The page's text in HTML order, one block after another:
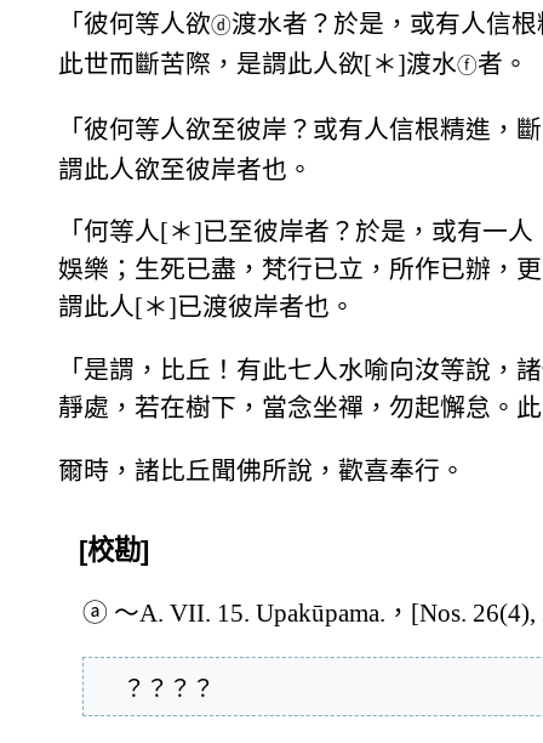
「彼何等人欲ⓓ渡水者？於是，或有人信
此世而斷苦際，是謂此人欲[＊]渡水ⓕ者。
「彼何等人欲至彼岸？或有人信根精進，
謂此人欲至彼岸者也。
「何等人[＊]已至彼岸者？於是，或有一
娛樂；生死已盡，梵行已立，所作已辦，
謂此人[＊]已渡彼岸者也。
「是謂，比丘！有此七人水喻向汝等說，
靜處，若在樹下，當念坐禪，勿起懈怠。
爾時，諸比丘聞佛所說，歡喜奉行。
[校勘]
ⓐ ～A. VII. 15. Upakūpama.，[Nos. 26(4),
  ？？？？